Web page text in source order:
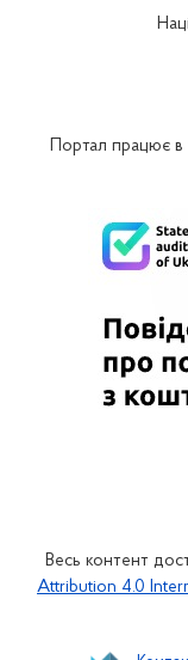
Портал працює в
Весь контент
Attribution 4.0